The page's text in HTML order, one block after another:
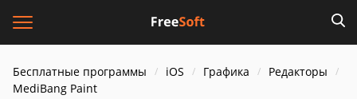
Бесплатные программы iOS Графика
Редакторы
MediBang Paint